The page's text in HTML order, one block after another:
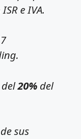
e IVA.
del20% del
de sus